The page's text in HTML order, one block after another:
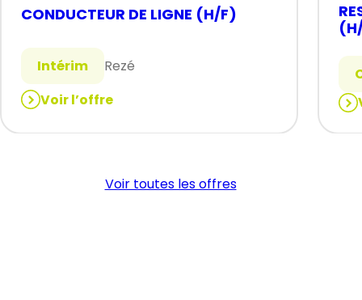
CONDUCTEUR DE LIGNE (H/F)
Intérim
Rezé
Voir l’offre
:
CONDUCTEUR
:
Voir toutes les offres